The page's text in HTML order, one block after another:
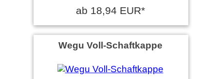
ab 18,94 EUR*
Wegu Voll-Schaftkappe